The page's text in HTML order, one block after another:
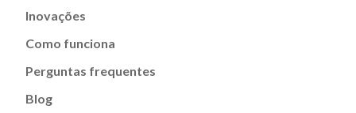
Inovações
Como funciona
Perguntas frequentes
Blog